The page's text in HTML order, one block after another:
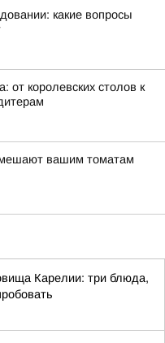
какие вопросы
от королевских столов к
вашим томатам
Карелии: три блюда,